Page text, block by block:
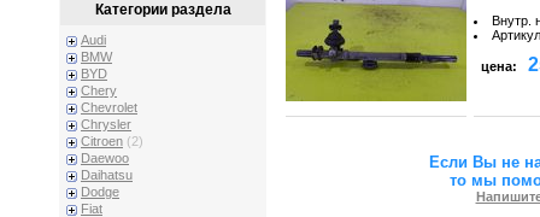
Категории раздела
Audi
BMW
BYD
Chery
Chevrolet
Chrysler
Citroen (2)
Daewoo
Daihatsu
Dodge
Fiat
Внутр.
Артикул
цена:
Если Вы не
то мы